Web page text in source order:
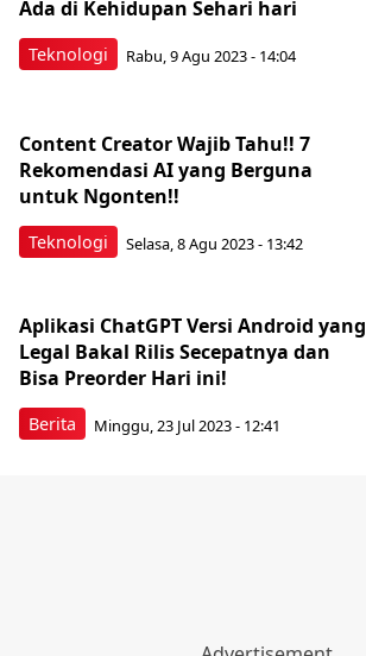
Teknologi
Ada di Kehidupan Sehari hari
Rabu, 9 Agu 2023 - 14:04
Teknologi
Content Creator Wajib Tahu!! 7
Rekomendasi AI yang Berguna
untuk Ngonten!!
Selasa, 8 Agu 2023 - 13:42
Berita
Aplikasi ChatGPT Versi Android yang
Legal Bakal Rilis Secepatnya dan
Bisa Preorder Hari ini!
Minggu, 23 Jul 2023 - 12:41